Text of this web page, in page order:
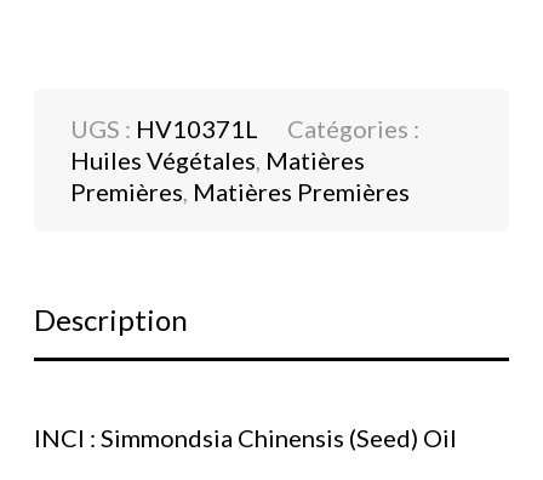
UGS : HV10371L
Catégories :
Huiles Végétales, Matières
Premières, Matières Premières
Description
INCI : Simmondsia Chinensis (Seed) Oil